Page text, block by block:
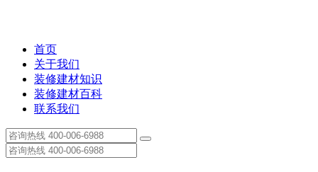
首页
关于我们
装修建材知识
装修建材百科
联系我们